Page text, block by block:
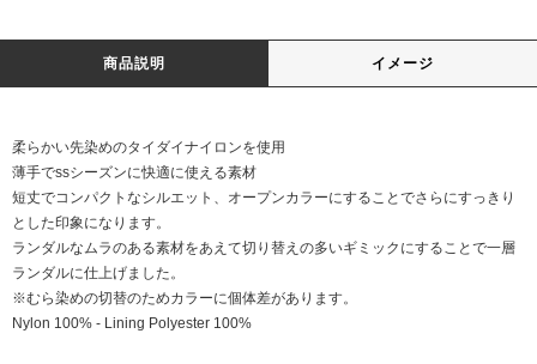
商品説明 イメージ
柔らかい先染めのタイダイナイロンを使用
薄手でssシーズンに快適に使える素材
短丈でコンパクトなシルエット、オープンカラーにすることでさらにすっきり
とした印象になります。
ランダルなムラのある素材をあえて切り替えの多いギミックにすることで一層
ランダルに仕上げました。
※むら染めの切替のためカラーに個体差があります。
Nylon 100% - Lining Polyester 100%